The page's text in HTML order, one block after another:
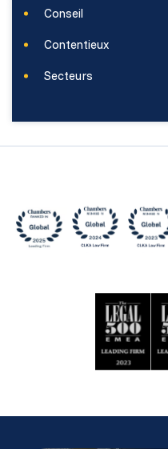
Conseil
Contentieux
Secteurs